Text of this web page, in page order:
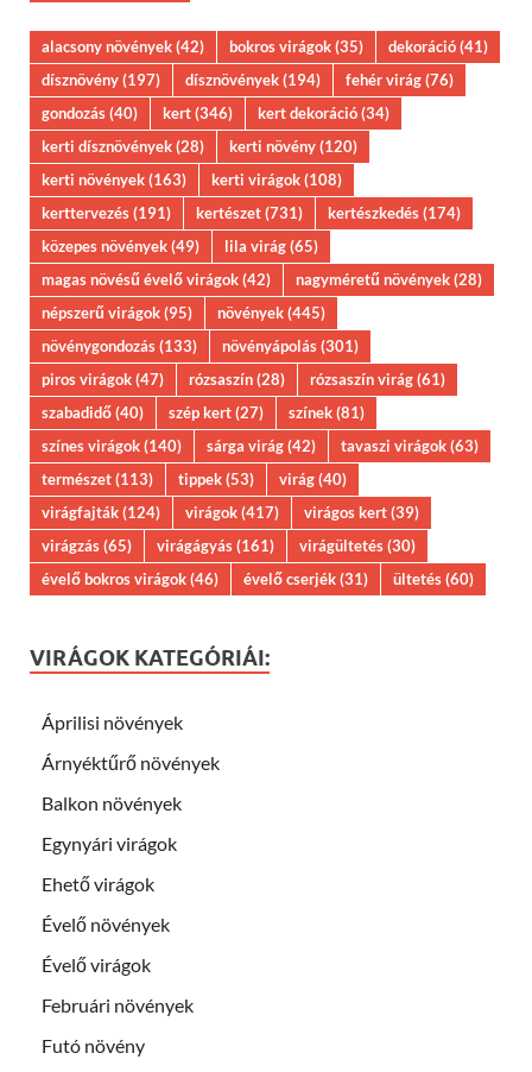
alacsony növények(42) bokros virágok(35) dekoráció(41)
dísznövény(197) dísznövények(194) fehér virág(76)
gondozás(40) kert(346) kert dekoráció(34)
kerti dísznövények(28) kerti növény(120)
kerti növények(163) kerti virágok(108)
kerttervezés(191) kertészet(731) kertészkedés(174)
közepes növények(49) lila virág(65)
magas növésű évelő virágok(42) nagyméretű növények(28)
népszerű virágok(95) növények(445)
növénygondozás(133) növényápolás(301)
piros virágok(47) rózsaszín(28) rózsaszín virág(61)
szabadidő(40) szép kert(27) színek(81)
színes virágok(140) sárga virág(42) tavaszi virágok(63)
természet(113) tippek(53) virág(40)
virágfajták(124) virágok(417) virágos kert(39)
virágzás(65) virágágyás(161) virágültetés(30)
évelő bokros virágok(46) évelő cserjék(31) ültetés(60)
VIRÁGOK KATEGÓRIÁI:
Áprilisi növények
Árnyéktűrő növények
Balkon növények
Egynyári virágok
Ehető virágok
Évelő növények
Évelő virágok
Februári növények
Futó növény